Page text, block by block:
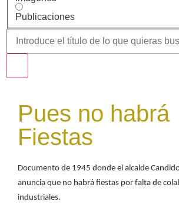
Publicaciones
Pues no habrá
Fiestas
Documento de 1945 donde el alcalde
anuncia que no habrá fiestas por falta de
industriales.